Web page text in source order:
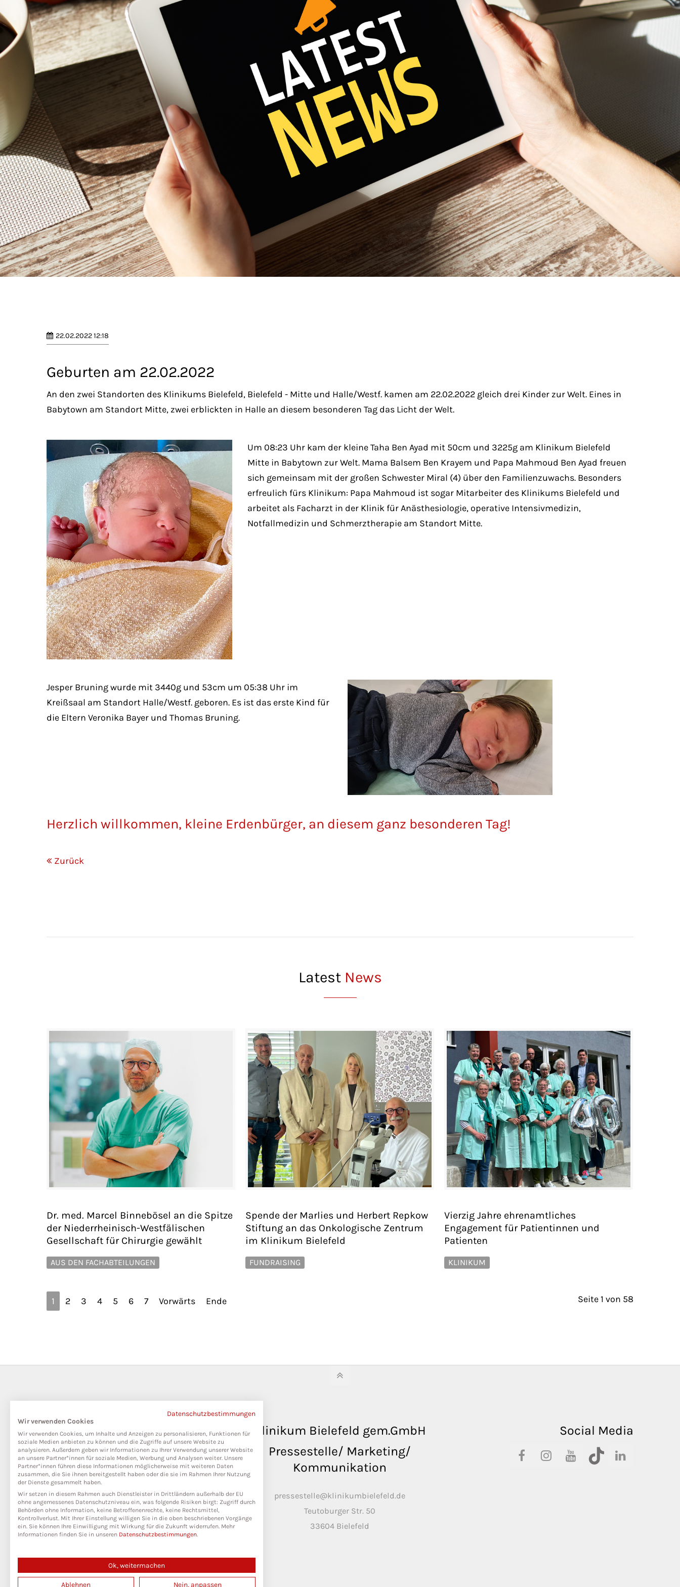
Mon - Fri 8:00am - 5:00pm
22.02.2022 12:18
Geburten am 22.02.2022
An den zwei Standorten des Klinikums Bielefeld, Bielefeld - Mitte und Halle/Westf. kamen am 22.02.2022 gleich drei Kinder zur Welt. Eines in
Babytown am Standort Mitte, zwei erblickten in Halle an diesem besonderen Tag das Licht der Welt.
Um 08:23 Uhr kam der kleine Taha Ben Ayad mit 50cm und 3225g am Klinikum Bielefeld
Mitte in Babytown zur Welt. Mama Balsem Ben Krayem und Papa Mahmoud Ben Ayad freuen
sich gemeinsam mit der großen Schwester Miral (4) über den Familienzuwachs. Besonders
erfreulich fürs Klinikum: Papa Mahmoud ist sogar Mitarbeiter des Klinikums Bielefeld und
arbeitet als Facharzt in der Klinik für Anästhesiologie, operative Intensivmedizin,
Notfallmedizin und Schmerztherapie am Standort Mitte.
Jesper Bruning wurde mit 3440g und 53cm um 05:38 Uhr im
Kreißsaal am Standort Halle/Westf. geboren. Es ist das erste Kind für
die Eltern Veronika Bayer und Thomas Bruning.
Herzlich willkommen, kleine Erdenbürger, an diesem ganz besonderen Tag!
Zurück
Latest News
Dr. med. Marcel Binnebösel an die Spitze
der Niederrheinisch-Westfälischen
Gesellschaft für Chirurgie gewählt
AUS DEN FACHABTEILUNGEN
Spende der Marlies und Herbert Repkow
Stiftung an das Onkologische Zentrum
im Klinikum Bielefeld
FUNDRAISING
Vierzig Jahre ehrenamtliches
Engagement für Patientinnen und
Patienten
KLINIKUM
Seite 1 von 58
1 2 3 4 5 6 7 Vorwärts Ende
Klinikum Bielefeld gem.GmbH
Pressestelle/ Marketing/
Kommunikation
pressestelle@klinikumbielefeld.de
Teutoburger Str. 50
33604 Bielefeld
Social Media
Datenschutzbestimmungen
Wir verwenden Cookies
Wir verwenden Cookies, um Inhalte und Anzeigen zu personalisieren, Funktionen für
soziale Medien anbieten zu können und die Zugriffe auf unsere Website zu
analysieren. Außerdem geben wir Informationen zu Ihrer Verwendung unserer Website
an unsere Partner*innen für soziale Medien, Werbung und Analysen weiter. Unsere
Partner*innen führen diese Informationen möglicherweise mit weiteren Daten
zusammen, die Sie ihnen bereitgestellt haben oder die sie im Rahmen Ihrer Nutzung
der Dienste gesammelt haben.
Wir setzen in diesem Rahmen auch Dienstleister in Drittländern außerhalb der EU
ohne angemessenes Datenschutzniveau ein, was folgende Risiken birgt: Zugriff durch
Behörden ohne Information, keine Betroffenenrechte, keine Rechtsmittel,
Kontrollverlust. Mit Ihrer Einstellung willigen Sie in die oben beschriebenen Vorgänge
ein. Sie können Ihre Einwilligung mit Wirkung für die Zukunft widerrufen. Mehr
Informationen finden Sie in unseren Datenschutzbestimmungen.
Ok, weitermachen
Ablehnen Nein, anpassen